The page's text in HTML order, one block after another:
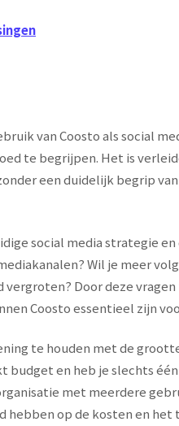
van Coosto als social
te begrijpen. Het is
een duidelijk begrip
social media strategie
Wil je meer
Door deze
Coosto essentieel zijn
te houden met de
en heb je slechts
met meerdere
hebben op de kosten en